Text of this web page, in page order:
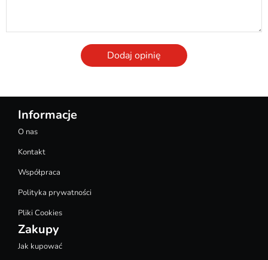
Dodaj opinię
Informacje
O nas
Kontakt
Współpraca
Polityka prywatności
Pliki Cookies
Zakupy
Jak kupować